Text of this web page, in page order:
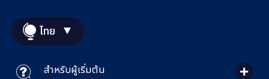
ไทย
สำหรับผู้เริ่มต้น